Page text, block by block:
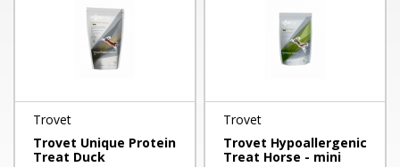
Trovet
Trovet Unique Protein
Treat Duck
Trovet
Trovet Hypoallergenic
Treat Horse - mini